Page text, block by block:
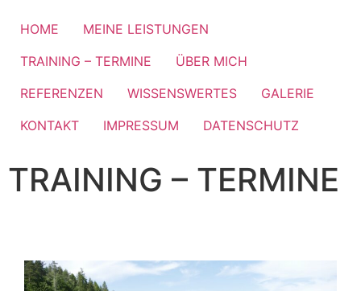
HOME
MEINE LEISTUNGEN
TRAINING – TERMINE
ÜBER MICH
REFERENZEN
WISSENSWERTES
GALERIE
KONTAKT
IMPRESSUM DATENSCHUTZ
TRAINING – TERMINE